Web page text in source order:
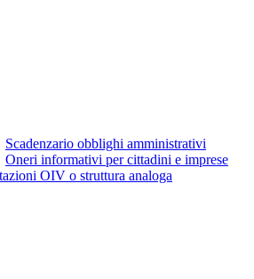
Scadenzario obblighi amministrativi
Oneri informativi per cittadini e imprese
OIV o struttura analoga